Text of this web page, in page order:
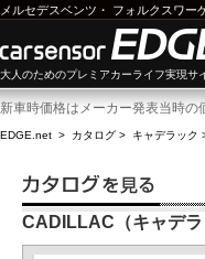
メルセデスベンツ ・ フォルクスワー
大人のためのプレミアカーライフ実現
新車時価格はメーカー発表当時の
EDGE.net > カタログ > キャデラック
CADILLAC（キャデ